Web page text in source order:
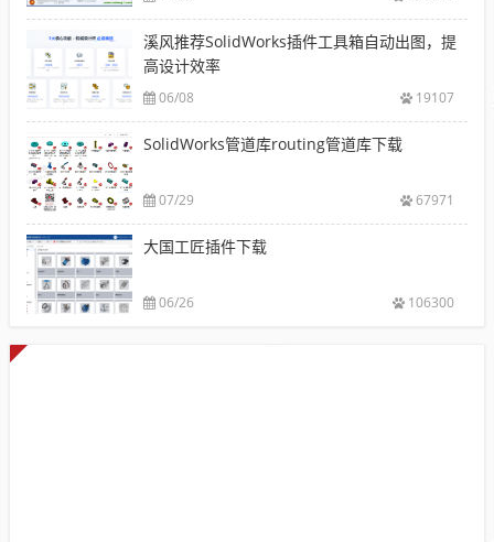
溪风推荐SolidWorks插件工具箱自动出图，提
高设计效率
06/08 19107
SolidWorks管道库routing管道库下载
07/29 67971
大国工匠插件下载
06/26 106300